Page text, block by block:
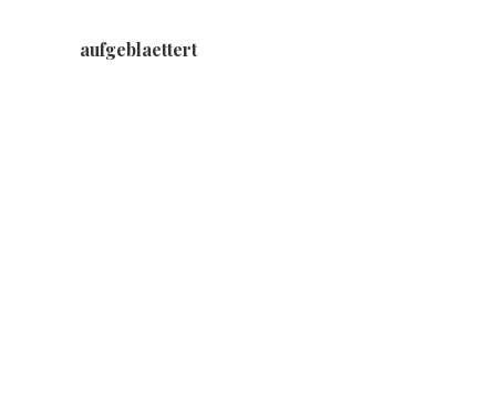
aufgeblaettert